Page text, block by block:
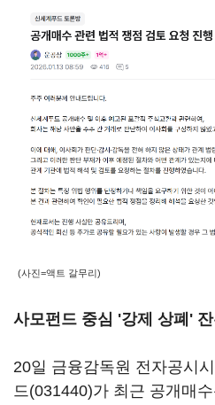
(사진=액트 갈무리)
사모펀드 중심 '강제 상폐'
20일 금융감독원 전자공시
드(031440)가 최근 공개매